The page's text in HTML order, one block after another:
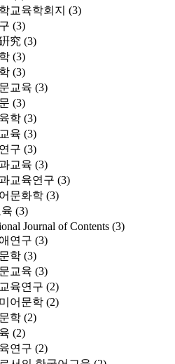
교육학회지 (3)
(3)
究 (3)
(3)
(3)
교육 (3)
(3)
학 (3)
육 (3)
구 (3)
교육 (3)
교육연구 (3)
문화학 (3)
(3)
Journal of Contents (3)
연구 (3)
학 (3)
교육 (3)
육연구 (2)
어문학 (2)
학 (2)
(2)
연구 (2)